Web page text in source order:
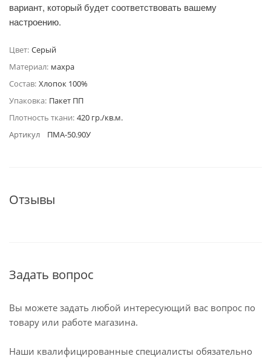
вариант, который будет соответствовать вашему
настроению.
Цвет: Серый
Материал: махра
Состав: Хлопок 100%
Упаковка: Пакет ПП
Плотность ткани: 420 гр./кв.м.
Артикул
ПМА-50.90У
Отзывы
Задать вопрос
Вы можете задать любой интересующий вас вопрос по
товару или работе магазина.
Наши квалифицированные специалисты обязательно